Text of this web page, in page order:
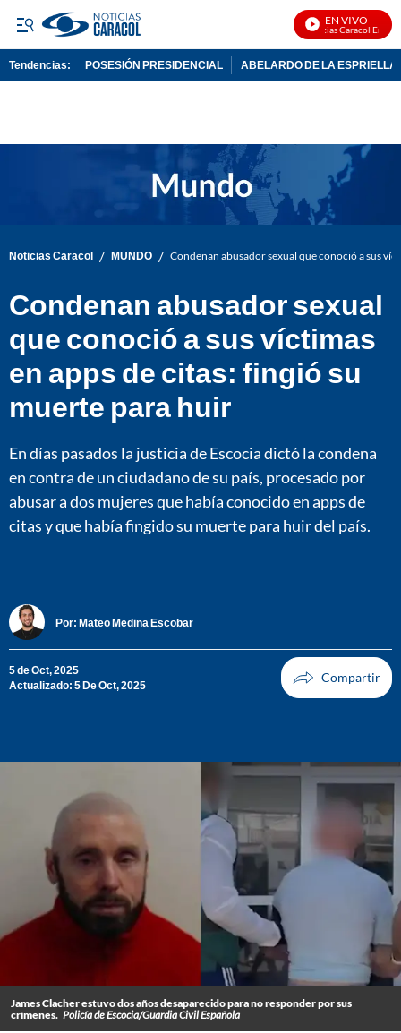
EN VIVO
Noticias Caracol En Vivo
Tendencias: POSESIÓN PRESIDENCIAL ABELARDO DE LA ESPRIELLA
Noticias Caracol / MUNDO / Condenan abusador sexual que conoció a sus
Condenan abusador sexual
que conoció a sus víctimas
en apps de citas: fingió su
muerte para huir
En días pasados la justicia de Escocia dictó la condena
en contra de un ciudadano de su país, procesado por
abusar a dos mujeres que había conocido en apps de
citas y que había fingido su muerte para huir del país.
Por: Mateo Medina Escobar
5 de Oct, 2025
Actualizado: 5 De Oct, 2025
James Clacher estuvo dos años desaparecido para no responder por sus
crímenes. Policía de Escocia/Guardia Civil Española